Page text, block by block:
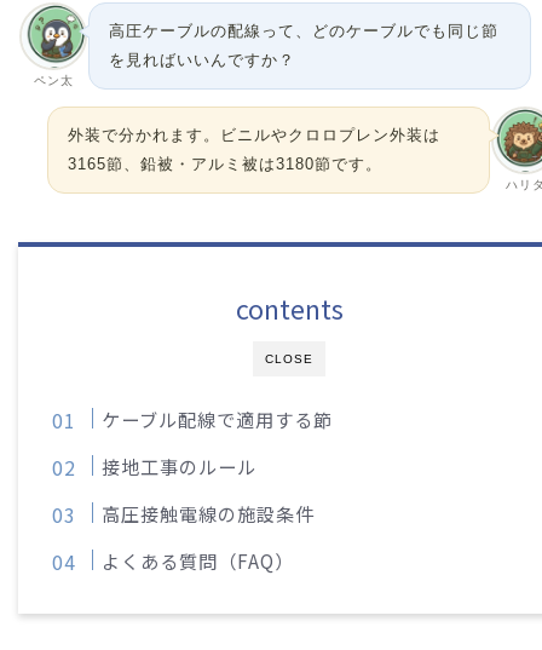
ペン太
高圧ケーブルの配線って、どのケーブルでも同じ節
を見ればいいんですか？
ハリ
外装で分かれます。ビニルやクロロプレン外装は
3165節、鉛被・アルミ被は3180節です。
CLOSE
contents
ケーブル配線で適用する節
接地工事のルール
高圧接触電線の施設条件
よくある質問（FAQ）